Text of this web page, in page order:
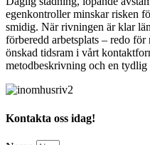
egenkontroller minskar risken
smidig. När rivningen är klar
förberedd arbetsplats – redo
önskad tidsram i vårt
metodbeskrivning och en tydlig
Kontakta oss idag!